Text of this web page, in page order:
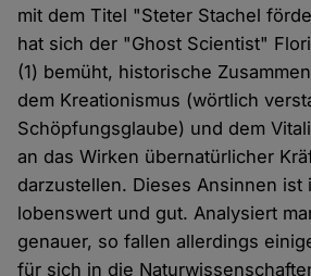
mit dem Titel "Steter Stachel
hat sich der "Ghost Scientist"
(1) bemüht, historische
dem Kreationismus (wörtlich
Schöpfungsglaube) und dem
an das Wirken übernatürlicher
darzustellen. Dieses Ansinnen ist
lobenswert und gut. Analysiert
genauer, so fallen allerdings
für sich in die